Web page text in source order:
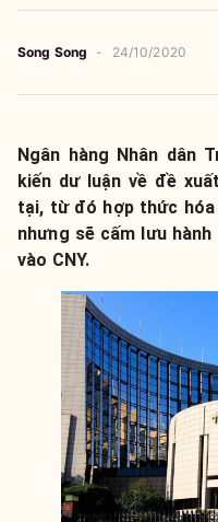
Song Song - 24/10/2020
Ngân hàng Nhân dân
kiến dư luận về đề
tại, từ đó hợp thức
nhưng sẽ cấm lưu
vào CNY.